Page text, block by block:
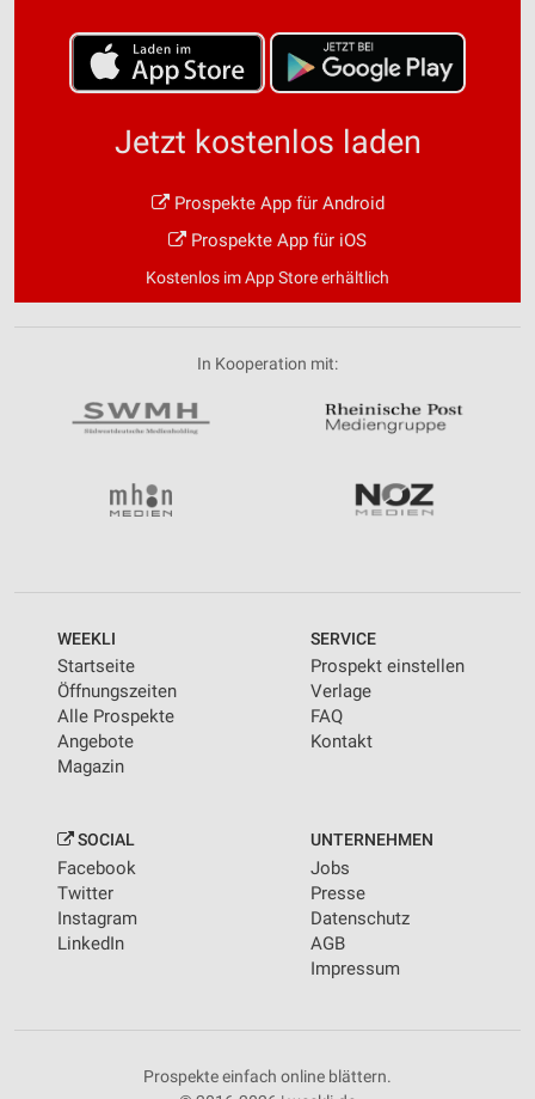
Jetzt kostenlos laden
Prospekte App für Android
Prospekte App für iOS
Kostenlos im App Store erhältlich
In Kooperation mit:
WEEKLI
Startseite
Öffnungszeiten
Alle Prospekte
Angebote
Magazin
SERVICE
Prospekt einstellen
Verlage
FAQ
Kontakt
SOCIAL
Facebook
Twitter
Instagram
LinkedIn
UNTERNEHMEN
Jobs
Presse
Datenschutz
AGB
Impressum
Prospekte einfach online blättern.